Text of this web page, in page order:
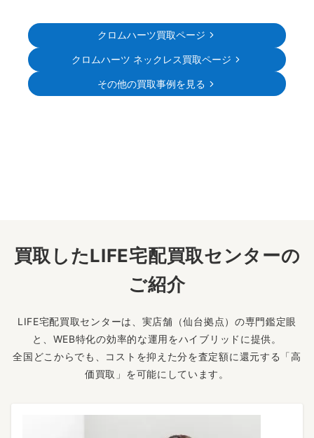
クロムハーツ買取ページ
クロムハーツ ネックレス買取ページ
その他の買取事例を見る
買取したLIFE宅配買取センターの
ご紹介
LIFE宅配買取センターは、実店舗（仙台拠点）の専門鑑定眼
と、WEB特化の効率的な運用をハイブリッドに提供。
全国どこからでも、コストを抑えた分を査定額に還元する「高
価買取」を可能にしています。